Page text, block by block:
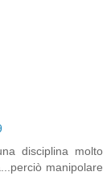
disciplina molto
manipolare